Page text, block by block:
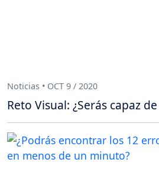
Noticias • OCT 9 / 2020
Reto Visual: ¿Serás capaz